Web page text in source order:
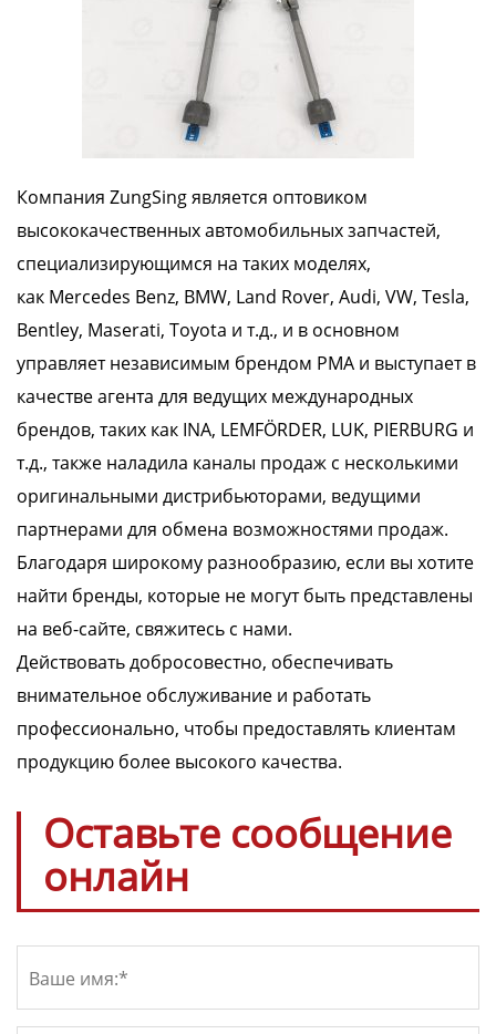
Компания ZungSing является оптовиком
высококачественных автомобильных запчастей,
специализирующимся на таких моделях,
как Mercedes Benz, BMW, Land Rover, Audi, VW, Tesla,
Bentley, Maserati, Toyota и т.д., и в основном
управляет независимым брендом PMA и выступает в
качестве агента для ведущих международных
брендов, таких как INA, LEMFÖRDER, LUK, PIERBURG и
т.д., также наладила каналы продаж с несколькими
оригинальными дистрибьюторами, ведущими
партнерами для обмена возможностями продаж.
Благодаря широкому разнообразию, если вы хотите
найти бренды, которые не могут быть представлены
на веб-сайте, свяжитесь с нами.
Действовать добросовестно, обеспечивать
внимательное обслуживание и работать
профессионально, чтобы предоставлять клиентам
продукцию более высокого качества.
Оставьте сообщение
онлайн